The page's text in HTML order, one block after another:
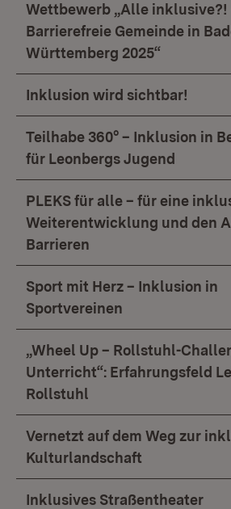
Wettbewerb „Alle inklusive?!
Barrierefreie Gemeinde in
Württemberg 2025“
Inklusion wird sichtbar!
Teilhabe 360° – Inklusion in
für Leonbergs Jugend
PLEKS für alle – für eine
Weiterentwicklung und den
Barrieren
Sport mit Herz – Inklusion in
Sportvereinen
„Wheel Up – Rollstuhl-
Unterricht“: Erfahrungsfeld
Rollstuhl
Vernetzt auf dem Weg zur
Kulturlandschaft
Inklusives Straßentheater